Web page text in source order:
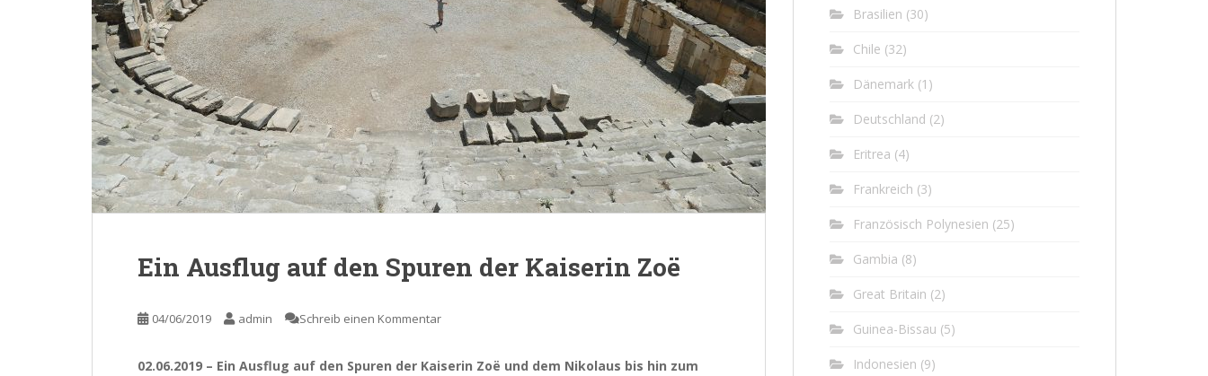
Ein Ausflug auf den Spuren der Kaiserin Zoë
04/06/2019 admin Schreib einen Kommentar
02.06.2019 – Ein Ausflug auf den Spuren der Kaiserin Zoë und dem Nikolaus bis hin zum
Brasilien (30)
Chile (32)
Dänemark (1)
Deutschland (2)
Eritrea (4)
Frankreich (3)
Französisch Polynesien (25)
Gambia (8)
Great Britain (2)
Guinea-Bissau (5)
Indonesien (9)